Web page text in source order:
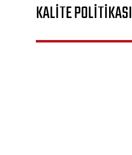
KALİTE POLİTİKASI